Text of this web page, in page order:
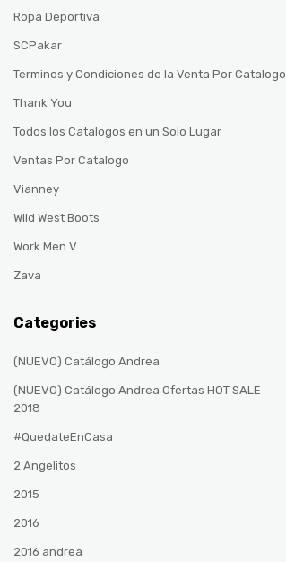
Ropa Deportiva
SCPakar
Terminos y Condiciones de la Venta Por Catalogo
Thank You
Todos los Catalogos en un Solo Lugar
Ventas Por Catalogo
Vianney
Wild West Boots
Work Men V
Zava
Categories
(NUEVO) Catálogo Andrea
(NUEVO) Catálogo Andrea Ofertas HOT SALE
2018
#QuedateEnCasa
2 Angelitos
2015
2016
2016 andrea